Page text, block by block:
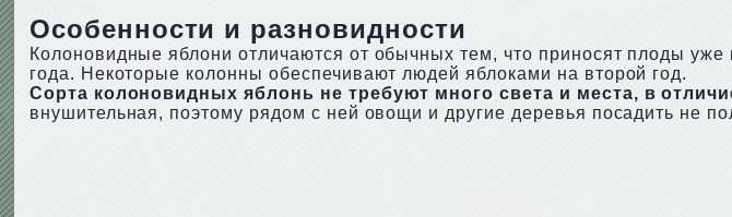
Особенности и разновидности
Колоновидные яблони отличаются от обычных тем, что приносят плоды
года. Некоторые колонны обеспечивают людей яблоками на второй год.
Сорта колоновидных яблонь не требуют много света и места, в
внушительная, поэтому рядом с ней овощи и другие деревья посадить не